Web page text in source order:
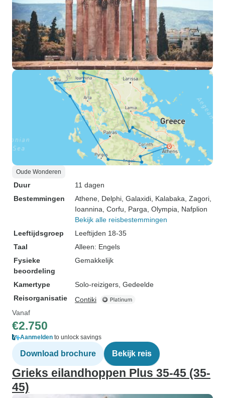
Oude Wonderen
Duur
11 dagen
Bestemmingen
Athene , Delphi , Galaxidi , Kalabaka , Zagori
Ioannina , Corfu , Parga , Olympia , Nafplion
Bekijk alle reisbestemmingen
Leeftijdsgroep
Leeftijden 18-35
Taal
Alleen: Engels
Fysieke
beoordeling
Gemakkelijk
Kamertype
Solo-reizigers, Gedeelde
Reisorganisatie
Contiki
Vanaf
€2.750
Aanmelden to unlock savings
Download brochure Bekijk reis
Grieks eilandhoppen Plus 35-45 (35-
45)